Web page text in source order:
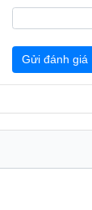
Gửi đánh giá